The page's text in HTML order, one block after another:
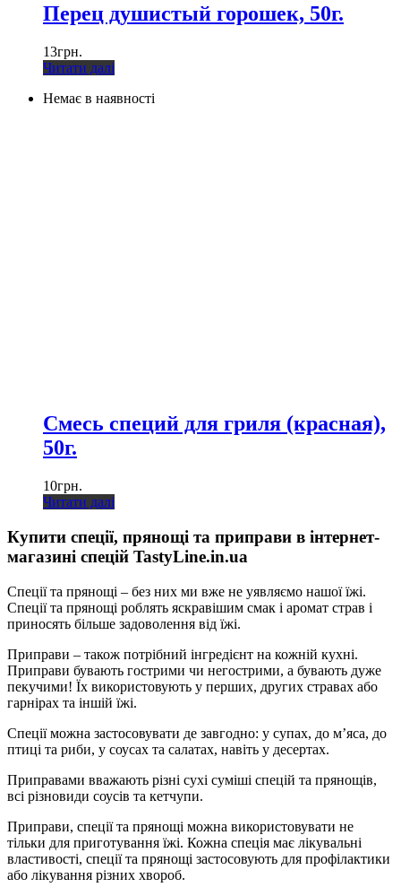
Перец душистый горошек, 50г.
13грн.
Читати далі
Немає в наявності
Смесь специй для гриля (красная),
50г.
10грн.
Читати далі
Купити спеції, прянощі та приправи в інтернет-
магазині спецій TastyLine.in.ua
Спеції та прянощі – без них ми вже не уявляємо нашої їжі.
Спеції та прянощі роблять яскравішим смак і аромат страв і
приносять більше задоволення від їжі.
Приправи – також потрібний інгредієнт на кожній кухні.
Приправи бувають гострими чи негострими, а бувають дуже
пекучими! Їх використовують у перших, других стравах або
гарнірах та іншій їжі.
Спеції можна застосовувати де завгодно: у супах, до м’яса, до
птиці та риби, у соусах та салатах, навіть у десертах.
Приправами вважають різні сухі суміші спецій та прянощів,
всі різновиди соусів та кетчупи.
Приправи, спеції та прянощі можна використовувати не
тільки для приготування їжі. Кожна спеція має лікувальні
властивості, спеції та прянощі застосовують для профілактики
або лікування різних хвороб.